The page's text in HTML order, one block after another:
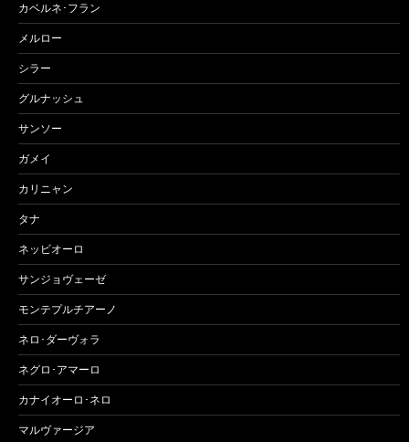
カベルネ･フラン
メルロー
シラー
グルナッシュ
サンソー
ガメイ
カリニャン
タナ
ネッビオーロ
サンジョヴェーゼ
モンテプルチアーノ
ネロ･ダーヴォラ
ネグロ･アマーロ
カナイオーロ･ネロ
マルヴァージア